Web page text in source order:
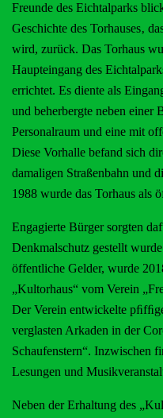
Freunde des Eichtalparks
Geschichte des Torhauses‚
wird, zurück. Das Torhaus
Haupteingang des
errichtet. Es diente als
und beherbergte neben einer
Personalraum und eine mit
Diese Vorhalle befand sich
damaligen Straßenbahn und
1988 wurde das Torhaus als
Engagierte Bürger sorgten
Denkmalschutz gestellt
öffentliche Gelder, wurde
„Kultorhaus“ vom Verein
Der Verein entwickelte
verglasten Arkaden in der
Schaufenstern“. Inzwischen
Lesungen und
Neben der Erhaltung des